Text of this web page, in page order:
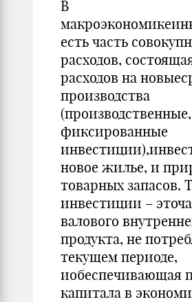
В
есть часть
расходов,
расходов на
производства
фиксированные
новое жилье, и
товарных запасов.
инвестиции –
валового
продукта, не
текущем периоде,
иобеспечивающая
капитала в